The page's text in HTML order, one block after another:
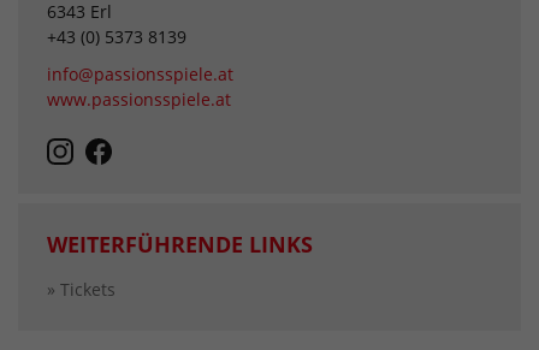
6343 Erl
+43 (0) 5373 8139
info@passionsspiele.at
www.passionsspiele.at
WEITERFÜHRENDE LINKS
» Tickets